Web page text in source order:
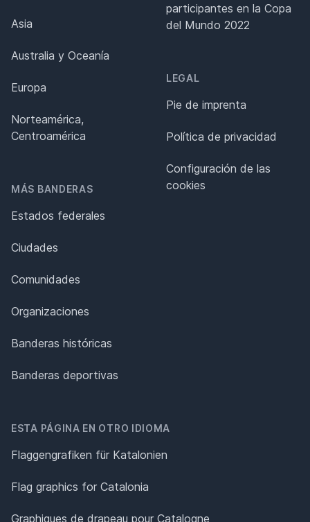
Asia
Australia y Oceanía
Europa
Norteamérica,
Centroamérica
MÁS BANDERAS
Estados federales
Ciudades
Comunidades
Organizaciones
Banderas históricas
Banderas deportivas
participantes en la Copa
del Mundo 2022
LEGAL
Pie de imprenta
Política de privacidad
Configuración de las
cookies
ESTA PÁGINA EN OTRO IDIOMA
Flaggengrafiken für Katalonien
Flag graphics for Catalonia
Graphiques de drapeau pour Catalogne